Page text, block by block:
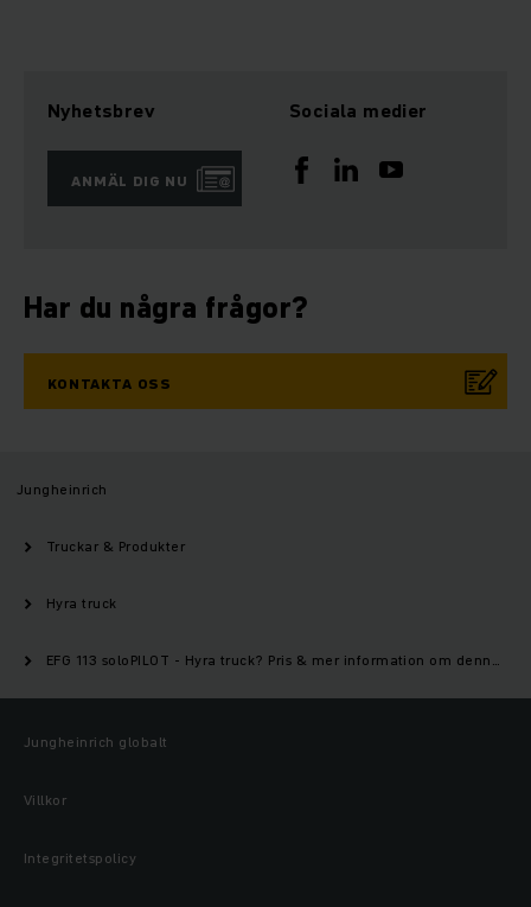
Nyhetsbrev
ANMÄL DIG NU
Sociala medier
Har du några frågor?
KONTAKTA OSS
Jungheinrich
Truckar & Produkter
Hyra truck
EFG 113 soloPILOT - Hyra truck? Pris & mer information om denna modell | Jungheinrich
Jungheinrich globalt
Villkor
Integritetspolicy